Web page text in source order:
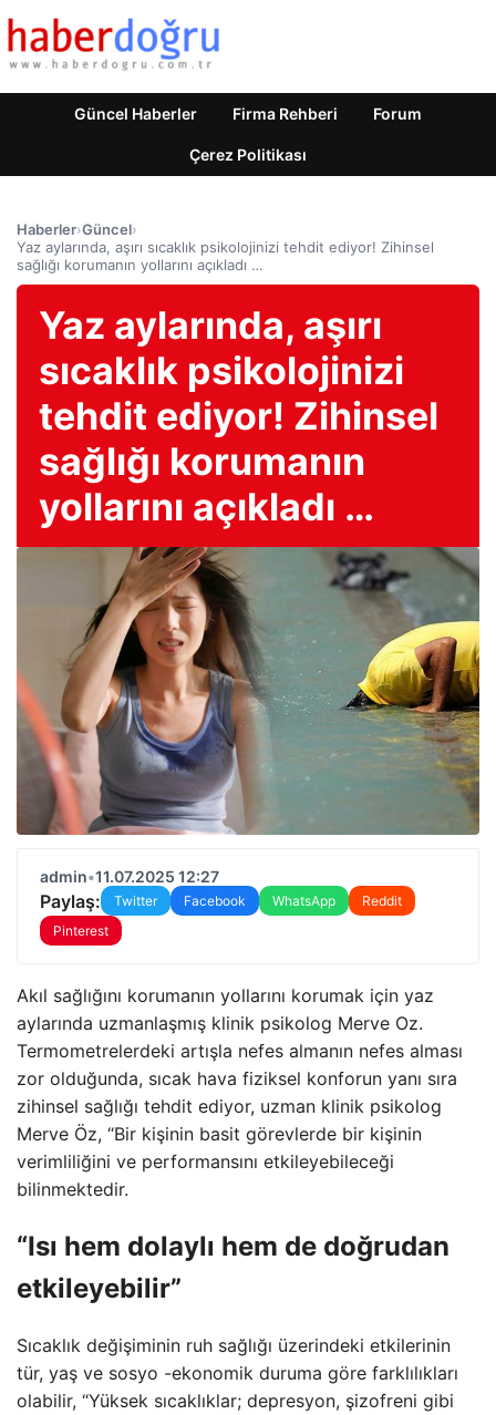
Güncel Haberler Firma Rehberi Forum
Çerez Politikası
Haberler›Güncel›
Yaz aylarında, aşırı sıcaklık psikolojinizi tehdit ediyor! Zihinsel
sağlığı korumanın yollarını açıkladı …
Yaz aylarında, aşırı
sıcaklık psikolojinizi
tehdit ediyor! Zihinsel
sağlığı korumanın
yollarını açıkladı …
admin•11.07.2025 12:27
Paylaş: Twitter Facebook WhatsApp
Reddit
Pinterest
Akıl sağlığını korumanın yollarını korumak için yaz
aylarında uzmanlaşmış klinik psikolog Merve Oz.
Termometrelerdeki artışla nefes almanın nefes alması
zor olduğunda, sıcak hava fiziksel konforun yanı sıra
zihinsel sağlığı tehdit ediyor, uzman klinik psikolog
Merve Öz, “Bir kişinin basit görevlerde bir kişinin
verimliliğini ve performansını etkileyebileceği
bilinmektedir.
“Isı hem dolaylı hem de doğrudan
etkileyebilir”
Sıcaklık değişiminin ruh sağlığı üzerindeki etkilerinin
tür, yaş ve sosyo -ekonomik duruma göre farklılıkları
olabilir, “Yüksek sıcaklıklar; depresyon, şizofreni gibi